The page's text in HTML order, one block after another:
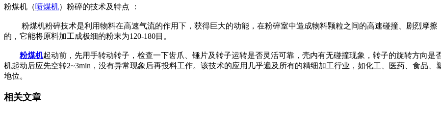
粉煤机（喷煤机）粉碎的技术及特点 ：
粉煤机粉碎技术是利用物料在高速气流的作用下，获得巨大的动能，在粉碎室中造成物料颗粒之间的高速碰撞、剧烈摩擦
的，它能将原料加工成极细的粉末为120-180目。
粉煤机起动前，先用手转动转子，检查一下齿爪、锤片及转子运转是否灵活可靠，壳内有无碰撞现象，转子的旋转方向
机起动后应先空转2~3min，没有异常现象后再投料工作。该技术的应用几乎遍及所有的精细加工行业，如化工、医药、食品
地位。
相关文章